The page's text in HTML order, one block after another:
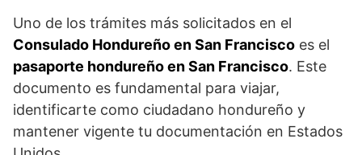
Uno de los trámites más solicitados en el
Consulado Hondureño en San Francisco es el
pasaporte hondureño en San Francisco. Este
documento es fundamental para viajar,
identificarte como ciudadano hondureño y
mantener vigente tu documentación en Estados